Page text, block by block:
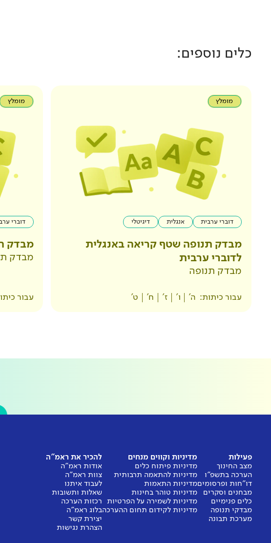
כלים נוספים:
מומלץ
דוברי ערבית אנגלית דיגיטלי
מבדק תנופה שטף קריאה באנגלית
לדוברי ערבית
מבדק תנופה
עבור כיתות: ה' ו' ז' ח' ט'
מומלץ
דוברי
מבדק
מבדק
עבור
פעילות
מצב החינוך
הערכה בתשפ"ו
דו"חות ופרסומים
מבחנים וסקרים
כלים פנימיים
מבדקי תנופה
מערכת תבונה
מדיניות וקווים מנחים
מדיניות פיתוח כלים
מדיניות להתאמה תרבותית
מדיניות התאמות
מדיניות טוהר בחינות
מדיניות לשמירה על הפרטיות
מדיניות לקידום תחום ההערכה
להכיר את ראמ"ה
אודות ראמ"ה
צוות ראמ"ה
לעבוד איתנו
שאלות ותשובות
רכזות הערכה
בלוג ראמ"ה
יצירת קשר
הצהרת נגישות